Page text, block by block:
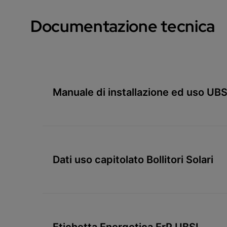
Documentazione tecnica
Manuale di installazione ed uso
Dati uso capitolato Bollitori Solari